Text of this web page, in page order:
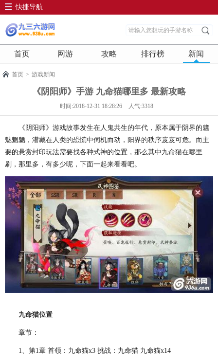
快捷导航
首页 网游 攻略 排行榜 新闻
首页 > 游戏新闻
《阴阳师》手游 九命猫哪里多 最新攻略
时间:2018-12-31 18:28:26 人气:3318
《阴阳师》游戏故事发生在人鬼共生的年代，原本属于阴界的魑
魅魍魉，潜藏在人类的恐慌中伺机而动，阳界的秩序岌岌可危。而主
要的悬赏封印玩法需要找各种式神的位置，那么其中九命猫在哪里
刷，那里多，有多少呢，下面一起来看看吧。
九命猫位置
章节：
1、第1章 首领：九命猫x3 挑战：九命猫 九命猫x14